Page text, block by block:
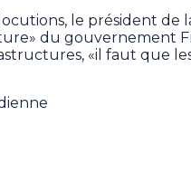
le président de
du gouvernement
«il faut que